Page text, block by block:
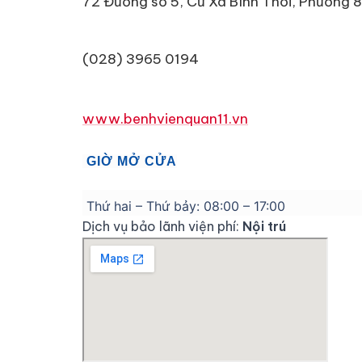
(028) 3965 0194
www.benhvienquan11.vn
GIỜ MỞ CỬA
Thứ hai – Thứ bảy: 08:00 – 17:00
Dịch vụ bảo lãnh viện phí: Nội trú